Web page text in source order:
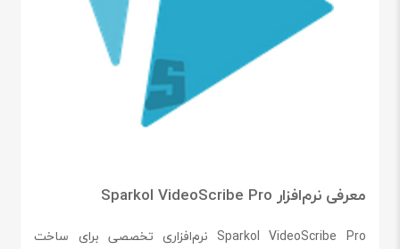
معرفی نرم‌افزار Sparkol VideoScribe Pro
Sparkol VideoScribe Pro نرم‌افزاری تخصصی برای ساخت